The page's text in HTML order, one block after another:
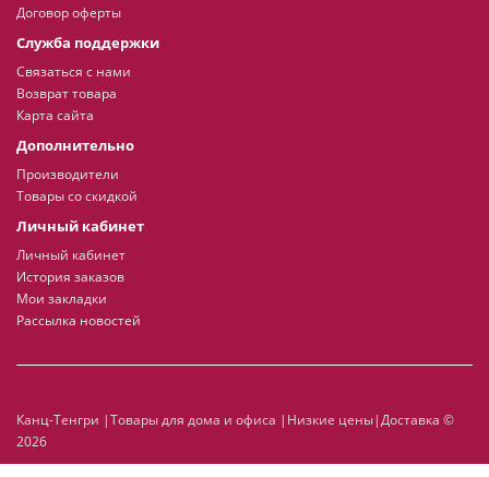
Договор оферты
Служба поддержки
Связаться с нами
Возврат товара
Карта сайта
Дополнительно
Производители
Товары со скидкой
Личный кабинет
Личный кабинет
История заказов
Мои закладки
Рассылка новостей
Канц-Тенгри |Товары для дома и офиса |Низкие цены|Доставка ©
2026